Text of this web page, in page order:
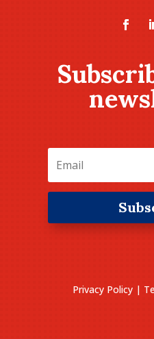
Privacy Policy |